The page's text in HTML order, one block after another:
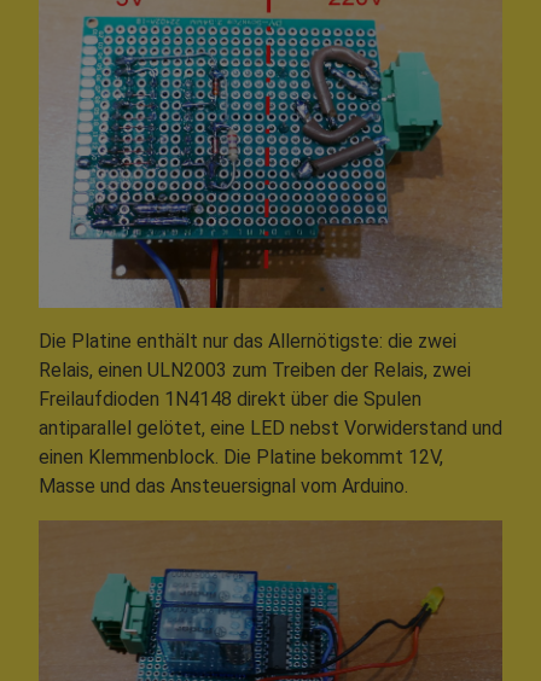
Die Platine enthält nur das Allernötigste: die zwei
Relais, einen ULN2003 zum Treiben der Relais, zwei
Freilaufdioden 1N4148 direkt über die Spulen
antiparallel gelötet, eine LED nebst Vorwiderstand und
einen Klemmenblock. Die Platine bekommt 12V,
Masse und das Ansteuersignal vom Arduino.